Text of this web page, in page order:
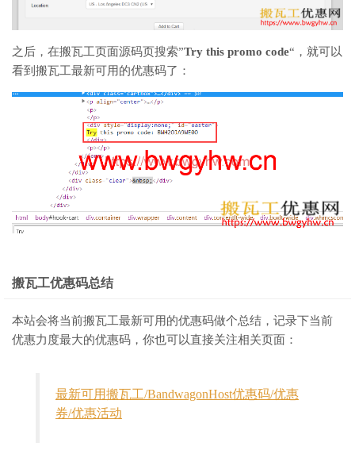
之后，在搬瓦工页面源码页搜索”Try this promo code“，就可以
看到搬瓦工最新可用的优惠码了：
搬瓦工优惠码总结
本站会将当前搬瓦工最新可用的优惠码做个总结，记录下当前
优惠力度最大的优惠码，你也可以直接关注相关页面：
最新可用搬瓦工/BandwagonHost优惠码/优惠
券/优惠活动